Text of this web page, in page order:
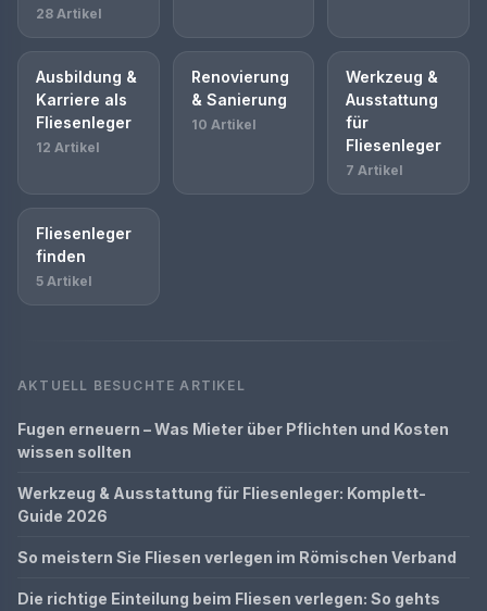
28 Artikel
Ausbildung &
Karriere als
Fliesenleger
12 Artikel
Renovierung
& Sanierung
10 Artikel
Werkzeug &
Ausstattung
für
Fliesenleger
7 Artikel
Fliesenleger
finden
5 Artikel
AKTUELL BESUCHTE ARTIKEL
Fugen erneuern – Was Mieter über Pflichten und Kosten
wissen sollten
Werkzeug & Ausstattung für Fliesenleger: Komplett-
Guide 2026
So meistern Sie Fliesen verlegen im Römischen Verband
Die richtige Einteilung beim Fliesen verlegen: So gehts